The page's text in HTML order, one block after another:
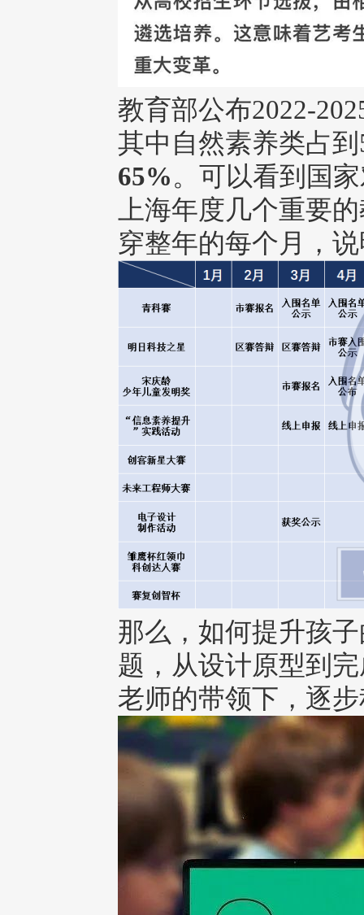
教育部公布2022-
其中自然素养类占到
65%。可以看到国
上海年度几个重要
穿整年的每个月，
那么，如何提升孩
题，从设计原型到
老师的带领下，逐